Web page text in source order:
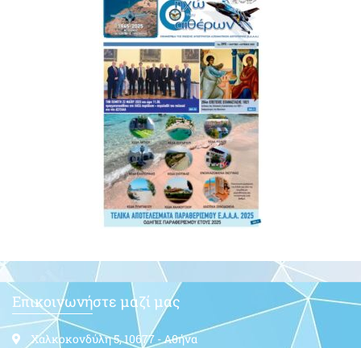
Επικοινωνήστε μαζί μας
Χαλκοκονδύλη 5, 10677 - Αθήνα